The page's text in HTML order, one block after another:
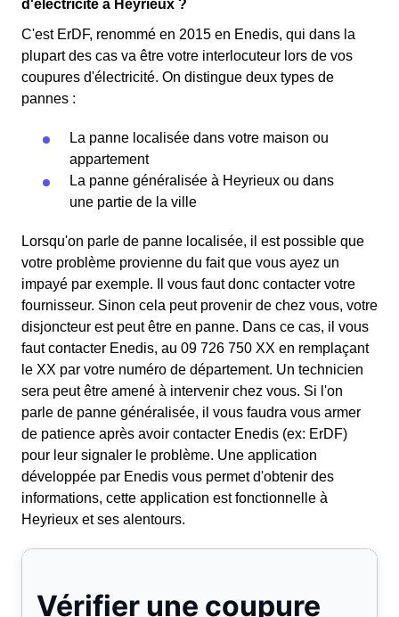
d'électricité à Heyrieux ?
C'est ErDF, renommé en 2015 en Enedis, qui dans la
plupart des cas va être votre interlocuteur lors de vos
coupures d'électricité. On distingue deux types de
pannes :
La panne localisée dans votre maison ou
appartement
La panne généralisée à Heyrieux ou dans
une partie de la ville
Lorsqu'on parle de panne localisée, il est possible que
votre problème provienne du fait que vous ayez un
impayé par exemple. Il vous faut donc contacter votre
fournisseur. Sinon cela peut provenir de chez vous, votre
disjoncteur est peut être en panne. Dans ce cas, il vous
faut contacter Enedis, au 09 726 750 XX en remplaçant
le XX par votre numéro de département. Un technicien
sera peut être amené à intervenir chez vous. Si l'on
parle de panne généralisée, il vous faudra vous armer
de patience après avoir contacter Enedis (ex: ErDF)
pour leur signaler le problème. Une application
développée par Enedis vous permet d'obtenir des
informations, cette application est fonctionnelle à
Heyrieux et ses alentours.